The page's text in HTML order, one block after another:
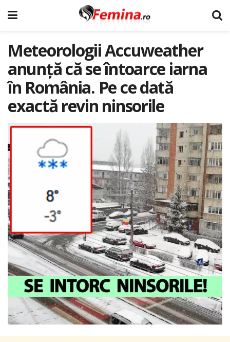
Meteorologii Accuweather
anunță că se întoarce iarna
în România. Pe ce dată
exactă revin ninsorile